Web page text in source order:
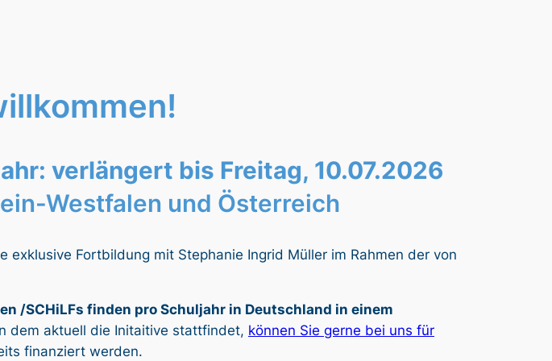
verlängert bis Freitag, 10.07.2026
Westfalen und Österreich
Fortbildung mit Stephanie Ingrid Müller im Rahmen der von
/SCHiLFs finden pro Schuljahr in Deutschland in einem
dem aktuell die Initaitive stattfindet, können Sie gerne bei uns für
finanziert werden.